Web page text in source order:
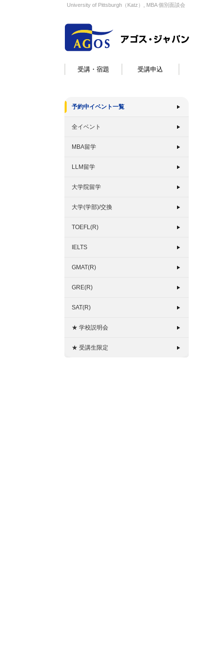
University of Pittsburgh（Katz）, MBA 個別面談会
受講・宿題 受講申込
予約中イベント一覧
全イベント
MBA留学
LLM留学
大学院留学
大学(学部)/交換
TOEFL(R)
IELTS
GMAT(R)
GRE(R)
SAT(R)
★ 学校説明会
★ 受講生限定